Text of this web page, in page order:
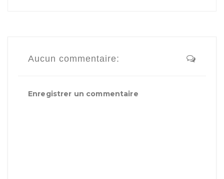
Aucun commentaire:
Enregistrer un commentaire